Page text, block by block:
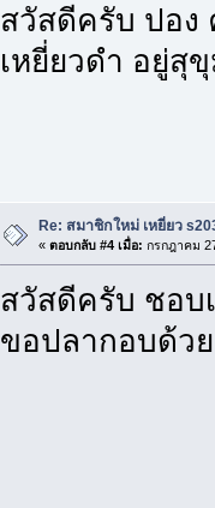
สวัสดีครับ ปอง
เหยี่ยวดำ อยู่สุ
Re: สมาชิกใหม่ เหยี่ยว
« ตอบกลับ #4 เมื่อ: กรกฎาคม
สวัสดีครับ ชอบ
ขอปลากอบด้ว